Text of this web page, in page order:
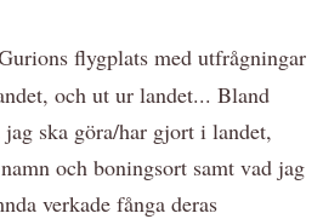
flygplats med utfrågningar
och ut ur landet... Bland
ska göra/har gjort i landet,
och boningsort samt vad jag
verkade fånga deras